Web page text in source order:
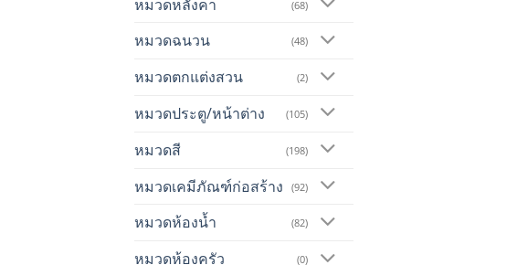
หมวดหลังคา (68)
หมวดฉนวน (48)
หมวดตกแต่งสวน (2)
หมวดประตู/หน้าต่าง (105)
หมวดสี (198)
หมวดเคมีภัณฑ์ก่อสร้าง (92)
หมวดห้องน้ำ (82)
หมวดห้องครัว (0)